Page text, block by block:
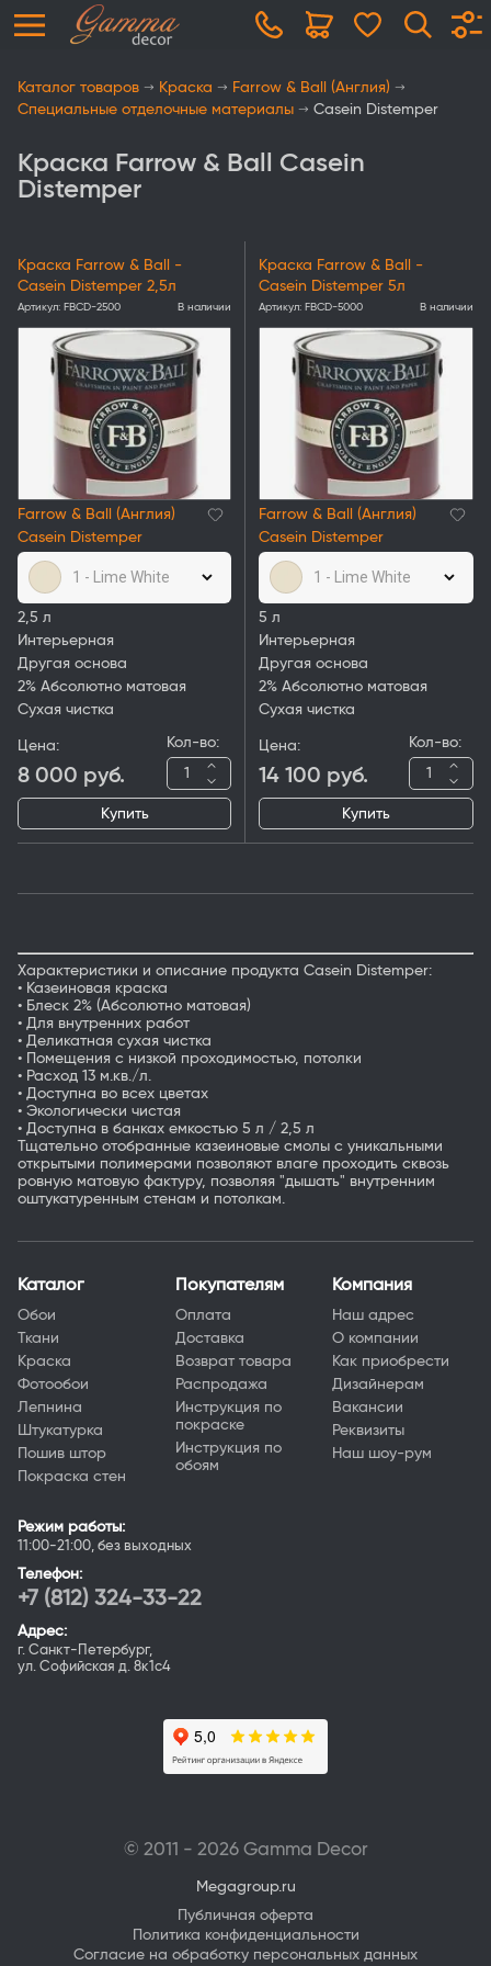
Каталог товаров Краска
Farrow & Ball (Англия)
Специальные отделочные материалы
Casein Distemper
Краска Farrow & Ball Casein
Distemper
Краска Farrow & Ball -
Casein Distemper 2,5л
Артикул: FBCD-2500 В наличии
Farrow & Ball (Англия)
Casein Distemper
1 - Lime White
2,5 л
Интерьерная
Другая основа
2% Абсолютно матовая
Сухая чистка
Цена:
8 000 руб.
Кол-во:
Купить
Краска Farrow & Ball -
Casein Distemper 5л
Артикул: FBCD-5000 В наличии
Farrow & Ball (Англия)
Casein Distemper
1 - Lime White
5 л
Интерьерная
Другая основа
2% Абсолютно матовая
Сухая чистка
Цена:
14 100 руб.
Кол-во:
Купить
Характеристики и описание продукта Casein Distemper:
• Казеиновая краска
• Блеск 2% (Абсолютно матовая)
• Для внутренних работ
• Деликатная сухая чистка
• Помещения с низкой проходимостью, потолки
• Расход 13 м.кв./л.
• Доступна во всех цветах
• Экологически чистая
• Доступна в банках емкостью 5 л / 2,5 л
Тщательно отобранные казеиновые смолы с уникальными
открытыми полимерами позволяют влаге проходить сквозь
ровную матовую фактуру, позволяя "дышать" внутренним
оштукатуренным стенам и потолкам.
Каталог
Обои
Ткани
Краска
Фотообои
Лепнина
Штукатурка
Пошив штор
Покраска стен
Покупателям
Оплата
Доставка
Возврат товара
Распродажа
Инструкция по
покраске
Инструкция по
обоям
Компания
Наш адрес
О компании
Как приобрести
Дизайнерам
Вакансии
Реквизиты
Наш шоу-рум
Режим работы:
11:00-21:00, без выходных
Телефон:
+7 (812) 324-33-22
Адрес:
г. Санкт-Петербург,
ул. Софийская д. 8к1с4
© 2011 - 2026 Gamma Deсor
Megagroup.ru
Публичная оферта
Политика конфиденциальности
Согласие на обработку персональных данных